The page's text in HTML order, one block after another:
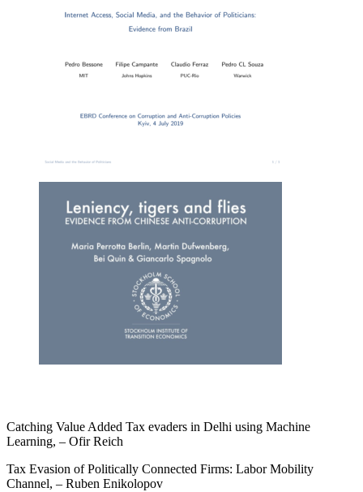
Catching Value Added Tax evaders in Delhi using Machine
Learning, – Ofir Reich
Tax Evasion of Politically Connected Firms: Labor Mobility
Channel, – Ruben Enikolopov